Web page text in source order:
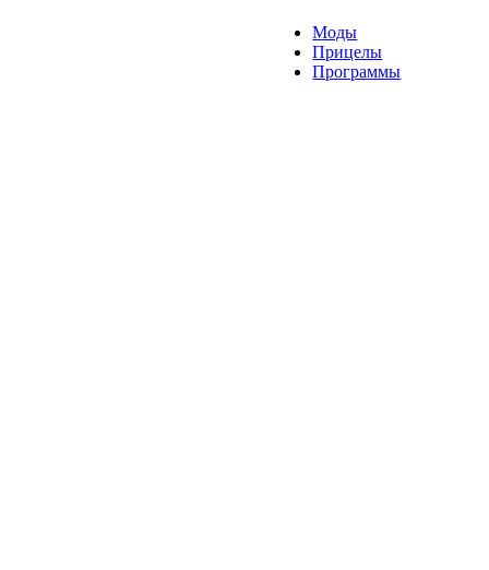
Моды
Прицелы
Программы